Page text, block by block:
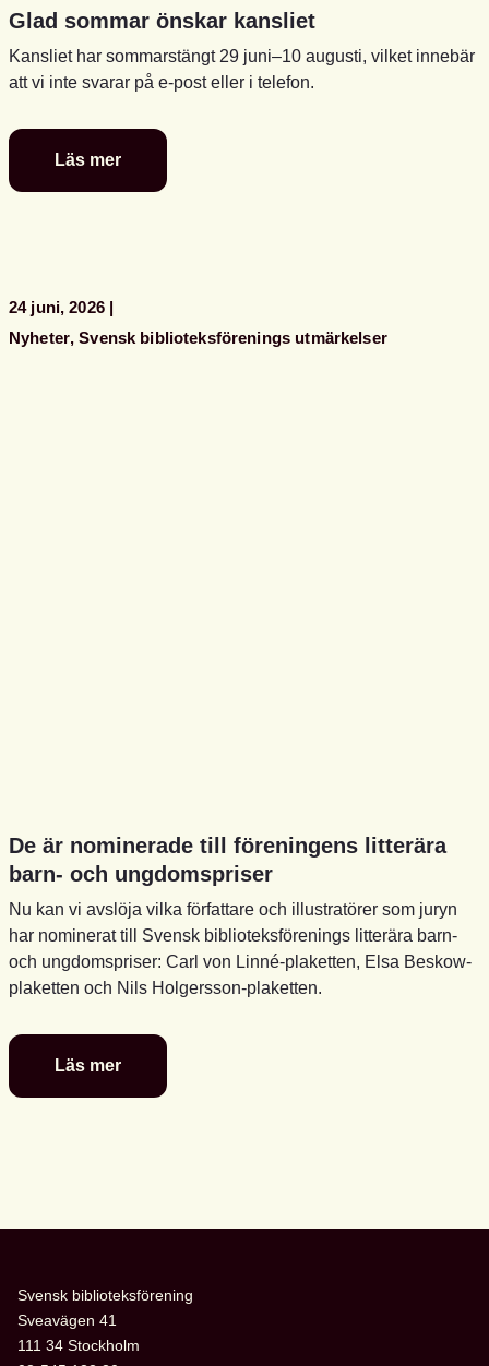
Glad sommar önskar kansliet
Kansliet har sommarstängt 29 juni–10 augusti, vilket innebär
att vi inte svarar på e-post eller i telefon.
Läs mer
Glad
sommar
24 juni, 2026
Nyheter Svensk biblioteksförenings utmärkelser
De är nominerade till föreningens litterära
barn- och ungdomspriser
Nu kan vi avslöja vilka författare och illustratörer som juryn
har nominerat till Svensk biblioteksförenings litterära barn-
och ungdomspriser: Carl von Linné-plaketten, Elsa Beskow-
plaketten och Nils Holgersson-plaketten.
Läs mer
De
är
barn-
ungdomspriser
Svensk biblioteksförening
Sveavägen 41
111 34 Stockholm